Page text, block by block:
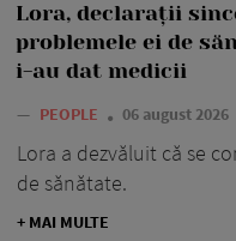
Lora, declarații
problemele ei de
i-au dat medicii
— PEOPLE 06 august 2026
Lora a dezvăluit că se
de sănătate.
+ MAI MULTE